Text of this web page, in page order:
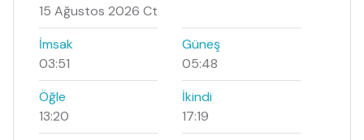
15 Ağustos 2026 Ct
İmsak
03:51
Güneş
05:48
Öğle
13:20
İkindi
17:19